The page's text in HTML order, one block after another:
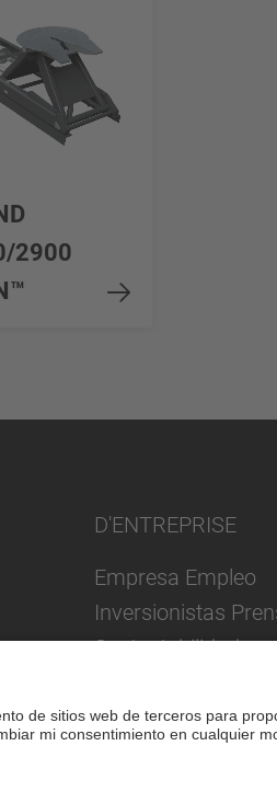
2900
D'ENTREPRISE
Empresa Empleo
Inversionistas
Sustentabilidad